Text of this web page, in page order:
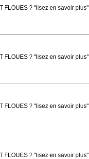
FLOUES ? "lisez en savoir plus"
FLOUES ? "lisez en savoir plus"
FLOUES ? "lisez en savoir plus"
FLOUES ? "lisez en savoir plus"